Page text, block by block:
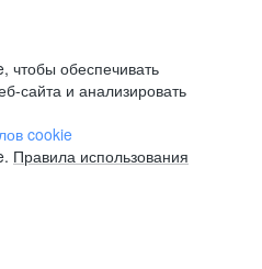
обеспечивать
сайта и анализировать
cookie
Правила использования